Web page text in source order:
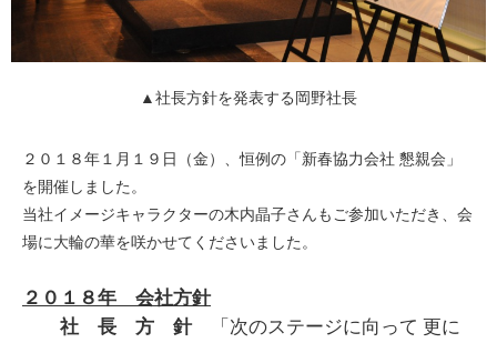
▲社長方針を発表する岡野社長
２０１８年１月１９日（金）、恒例の「新春協力会社 懇親会」
を開催しました。
当社イメージキャラクターの木内晶子さんもご参加いただき、会
場に大輪の華を咲かせてくださいました。
２０１８年 会社方針
社 長 方 針
「次のステージに向って 更に